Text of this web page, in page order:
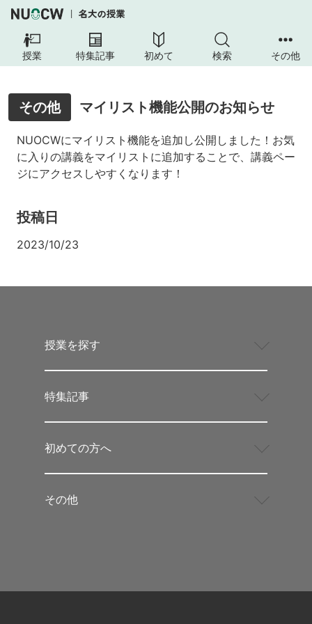
授業 特集記事 初めて 検索 その他
その他 マイリスト機能公開のお知らせ
NUOCWにマイリスト機能を追加し公開しました！お気
に入りの講義をマイリストに追加することで、講義ペー
ジにアクセスしやすくなります！
投稿日
2023/10/23
授業を探す
特集記事
初めての方へ
その他